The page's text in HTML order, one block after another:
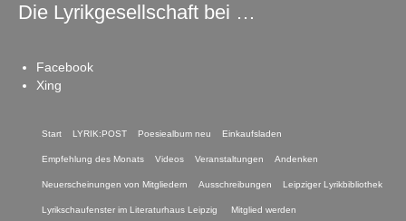
Die Lyrikgesellschaft bei …
Facebook
Xing
Start LYRIK:POST Poesiealbum neu Einkaufsladen
Empfehlung des Monats Videos Veranstaltungen Andenken
Neuerscheinungen von Mitgliedern Ausschreibungen Leipziger Lyrikbibliothek
Lyrikschaufenster im Literaturhaus Leipzig Mitglied werden